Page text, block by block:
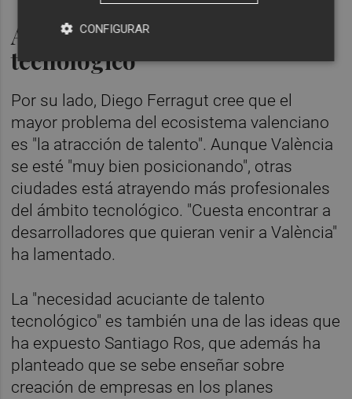
Atracción de talento
tecnológico
Por su lado, Diego Ferragut cree que el
mayor problema del ecosistema valenciano
es "la atracción de talento". Aunque València
se esté "muy bien posicionando", otras
ciudades está atrayendo más profesionales
del ámbito tecnológico. "Cuesta encontrar a
desarrolladores que quieran venir a València"
ha lamentado.
La "necesidad acuciante de talento
tecnológico" es también una de las ideas que
ha expuesto Santiago Ros, que además ha
planteado que se sebe enseñar sobre
creación de empresas en los planes
CONFIGURAR